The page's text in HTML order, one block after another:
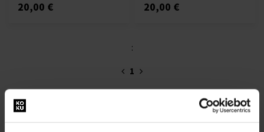
20,00 € 20,00 €
:
1
O NAMA